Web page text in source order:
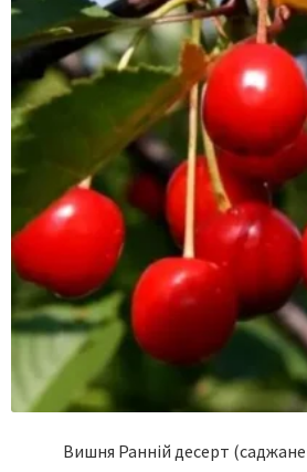
Вишня Ранній десерт